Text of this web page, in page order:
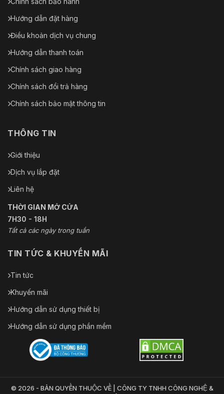
Hướng dẫn đặt hàng
Điều khoản dịch vụ chung
Hướng dẫn thanh toán
Chính sách giao hàng
Chính sách đổi trả hàng
Chính sách bảo mật thông tin
THÔNG TIN
Giới thiệu
Dịch vụ lắp đặt
Liên hệ
THỜI GIAN MỞ CỬA
7H30 - 18H
Tất cả các ngày trong tuần
TIN TỨC & KHUYẾN MÃI
Tin tức
Khuyến mãi
Hướng dẫn sử dụng thiết bị
Hướng dẫn sử dụng phần mềm
© 2026 - BẢN QUYỀN THUỘC VỀ | CÔNG TY TNHH CÔNG NGHỆ &